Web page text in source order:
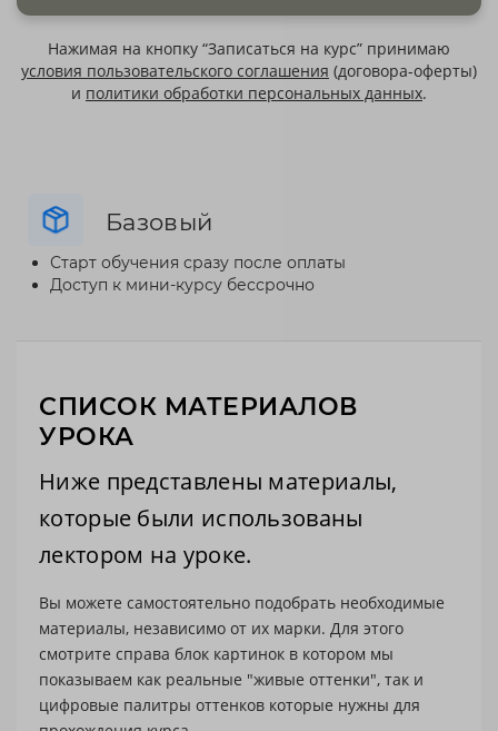
Базовый
Старт обучения сразу после оплаты
Доступ к мини-курсу бессрочно
Нажимая на кнопку “Записаться на курс” принимаю
условия пользовательского соглашения (договора-оферты)
и политики обработки персональных данных.
СПИСОК МАТЕРИАЛОВ
УРОКА
Ниже представлены материалы,
которые были использованы
лектором на уроке.
Вы можете самостоятельно подобрать необходимые
материалы, независимо от их марки. Для этого
смотрите справа блок картинок в котором мы
показываем как реальные "живые оттенки", так и
цифровые палитры оттенков которые нужны для